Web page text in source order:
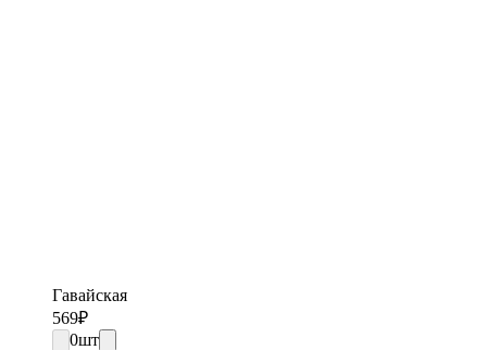
Гавайская
569₽
0шт